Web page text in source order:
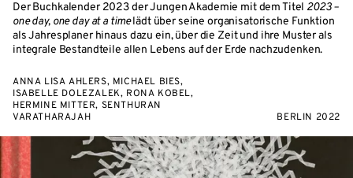
Der Buchkalender 2023 der Jungen Akademie mit dem Titel 2023 –
one day, one day at a timelädt über seine organisatorische Funktion
als Jahresplaner hinaus dazu ein, über die Zeit und ihre Muster als
integrale Bestandteile allen Lebens auf der Erde nachzudenken.
ANNA LISA AHLERS, MICHAEL BIES,
ISABELLE DOLEZALEK, RONA KOBEL,
HERMINE MITTER, SENTHURAN
VARATHARAJAH
BERLIN 2022